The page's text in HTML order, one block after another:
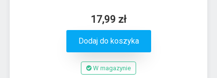
17,99 zł
Dodaj do koszyka
W magazynie